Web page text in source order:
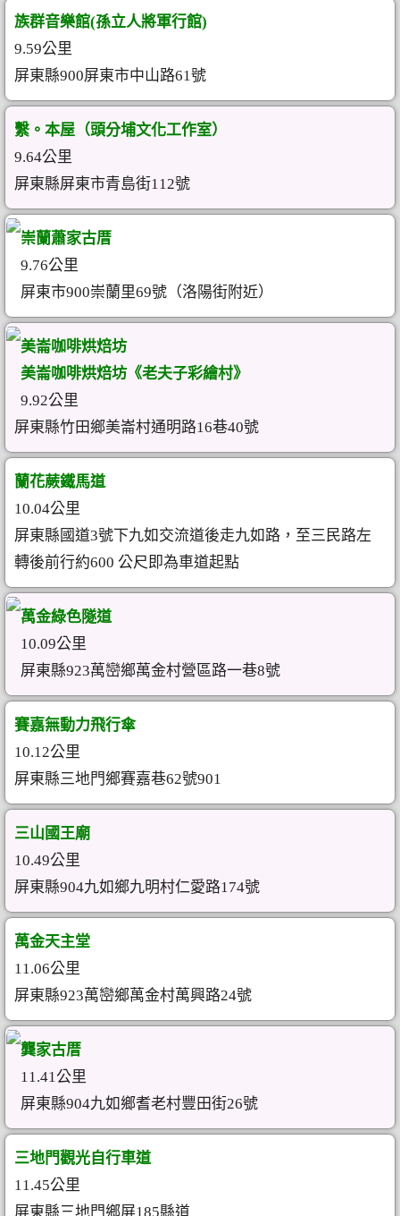
族群音樂館(孫立人將軍行館)
9.59公里
屏東縣900屏東市中山路61號
繫。本屋（頭分埔文化工作室）
9.64公里
屏東縣屏東市青島街112號
崇蘭蕭家古厝
9.76公里
屏東市900崇蘭里69號（洛陽街附近）
美崙咖啡烘焙坊
美崙咖啡烘焙坊《老夫子彩繪村》
9.92公里
屏東縣竹田鄉美崙村通明路16巷40號
蘭花蕨鐵馬道
10.04公里
屏東縣國道3號下九如交流道後走九如路，至三民路左
轉後前行約600 公尺即為車道起點
萬金綠色隧道
10.09公里
屏東縣923萬巒鄉萬金村營區路一巷8號
賽嘉無動力飛行傘
10.12公里
屏東縣三地門鄉賽嘉巷62號901
三山國王廟
10.49公里
屏東縣904九如鄉九明村仁愛路174號
萬金天主堂
11.06公里
屏東縣923萬巒鄉萬金村萬興路24號
龔家古厝
11.41公里
屏東縣904九如鄉耆老村豐田街26號
三地門觀光自行車道
11.45公里
屏東縣三地門鄉屏185縣道